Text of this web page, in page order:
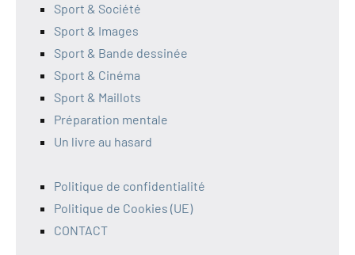
Sport & Société
Sport & Images
Sport & Bande dessinée
Sport & Cinéma
Sport & Maillots
Préparation mentale
Un livre au hasard
Politique de confidentialité
Politique de Cookies (UE)
CONTACT